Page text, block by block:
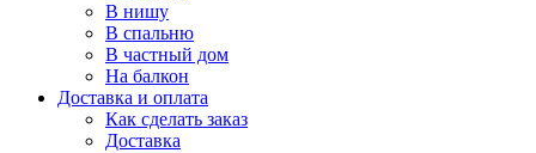
В нишу
В спальню
В частный дом
На балкон
Доставка и оплата
Как сделать заказ
Доставка